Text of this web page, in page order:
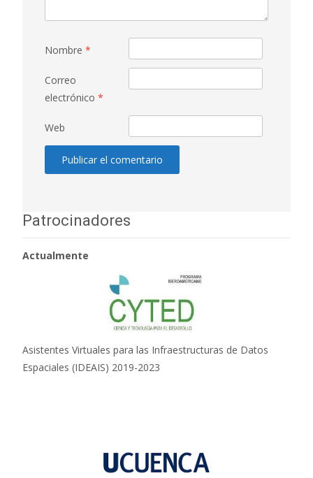
Nombre *
Correo
electrónico *
Web
Patrocinadores
Actualmente
Asistentes Virtuales para las Infraestructuras de Datos
Espaciales (IDEAIS) 2019-2023